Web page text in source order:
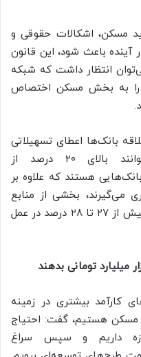
مسکن، اشکالات حقوقی و
آینده باعث شود، این قانون
انتظار داشت که شبکه
منابع خود را به بخش مسکن اختصاص
بانک‌ها اعطای تسهیلاتی
است که در مدت کوتاه بتوانند بالای ۲۰ درصد از
هستند که علاوه بر
از مشتری می‌گیرند، بخشی از منابع
سپرده گذار را هم فریز می‌کنند که بیش از ۲۷ تا ۲۸ درصد در عمل
کارآمد بیشتری در زمینه
هستیم، گفت: احتیاج
داریم و سپس سراغ